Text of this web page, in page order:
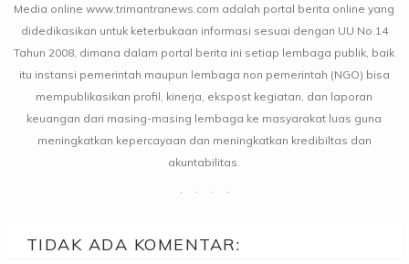
Media online www.trimantranews.com adalah portal berita online yang
didedikasikan untuk keterbukaan informasi sesuai dengan UU No.14
Tahun 2008, dimana dalam portal berita ini setiap lembaga publik, baik
itu instansi pemerintah maupun lembaga non pemerintah (NGO) bisa
mempublikasikan profil, kinerja, ekspost kegiatan, dan laporan
keuangan dari masing-masing lembaga ke masyarakat luas guna
meningkatkan kepercayaan dan meningkatkan kredibiltas dan
akuntabilitas.
TIDAK ADA KOMENTAR: